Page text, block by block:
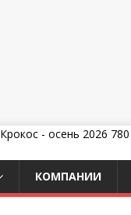
КОМПАНИИ